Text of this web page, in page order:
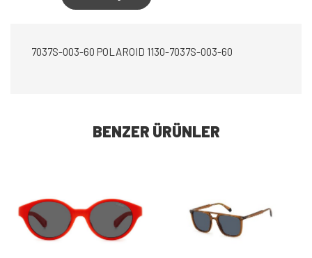
7037S-003-60 POLAROID 1130-7037S-003-60
BENZER ÜRÜNLER